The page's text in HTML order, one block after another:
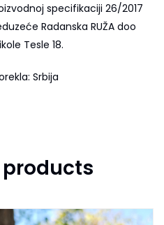
specifikaciji 26/2017
Radanska RUŽA doo
Tesle 18.
Srbija